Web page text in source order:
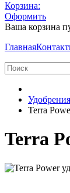
Корзина:
Оформить
Ваша корзина
Главная
Terra
Terra